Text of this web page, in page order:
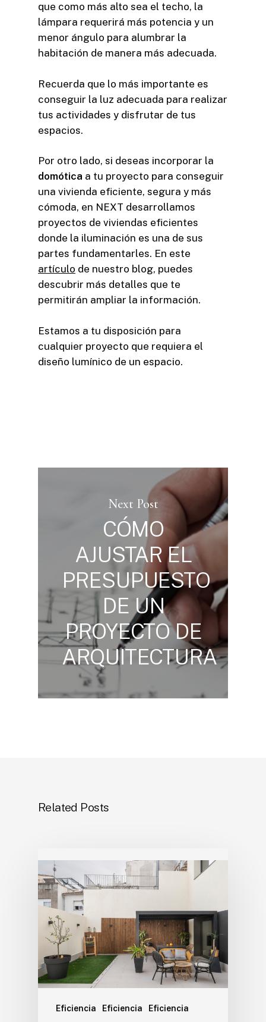
que como más alto sea el techo, la
lámpara requerirá más potencia y un
menor ángulo para alumbrar la
habitación de manera más adecuada.
Recuerda que lo más importante es
conseguir la luz adecuada para realizar
tus actividades y disfrutar de tus
espacios.
Por otro lado, si deseas incorporar la
domótica a tu proyecto para conseguir
una vivienda eficiente, segura y más
cómoda, en NEXT desarrollamos
proyectos de viviendas eficientes
donde la iluminación es una de sus
partes fundamentarles. En este
artículo de nuestro blog, puedes
descubrir más detalles que te
permitirán ampliar la información.
Estamos a tu disposición para
cualquier proyecto que requiera el
diseño lumínico de un espacio.
Next Post
CÓMO
AJUSTAR EL
PRESUPUESTO
DE UN
PROYECTO DE
ARQUITECTURA
Related Posts
Eficiencia Eficiencia Eficiencia